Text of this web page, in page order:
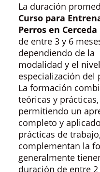
La duración
Curso para
Perros en Cerceda
de entre 3 y 6
dependiendo de la
modalidad y el
especialización del
La formación
teóricas y prácticas,
permitiendo un
completo y
prácticas de
complementan la
generalmente
duración de entre 2